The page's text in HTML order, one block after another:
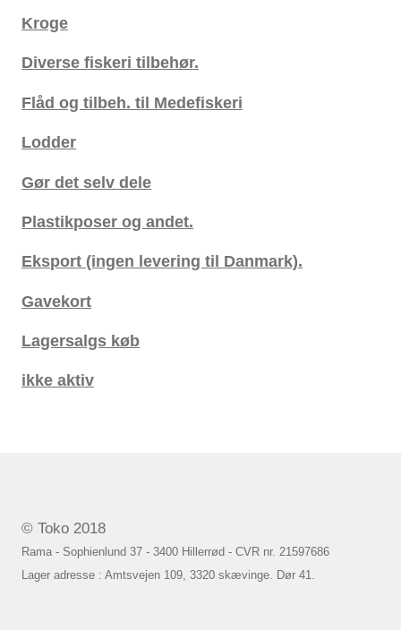
Kroge
Diverse fiskeri tilbehør.
Flåd og tilbeh. til Medefiskeri
Lodder
Gør det selv dele
Plastikposer og andet.
Eksport (ingen levering til Danmark).
Gavekort
Lagersalgs køb
ikke aktiv
© Toko 2018
Rama - Sophienlund 37 - 3400 Hillerrød - CVR nr. 21597686
Lager adresse : Amtsvejen 109, 3320 skævinge. Dør 41.